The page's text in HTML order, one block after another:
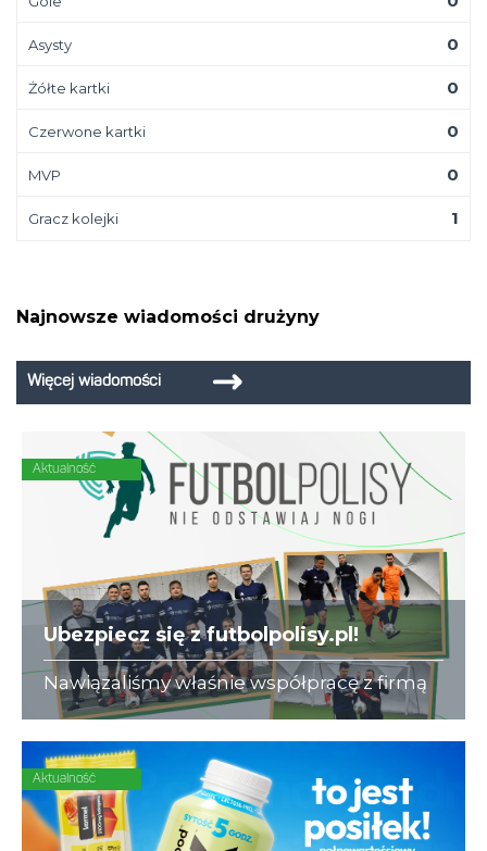
Asysty 0
Żółte kartki 0
Czerwone kartki 0
MVP 0
Gracz kolejki 1
Najnowsze wiadomości drużyny
Więcej wiadomości
Aktualność
Ubezpiecz się z futbolpolisy.pl!
Nawiązaliśmy właśnie współpracę z firmą
futbolpolisy.pl, która na co dzień zajmuje
się ubezpieczeniami dla piłkarzy-
amatorów.
Aktualność